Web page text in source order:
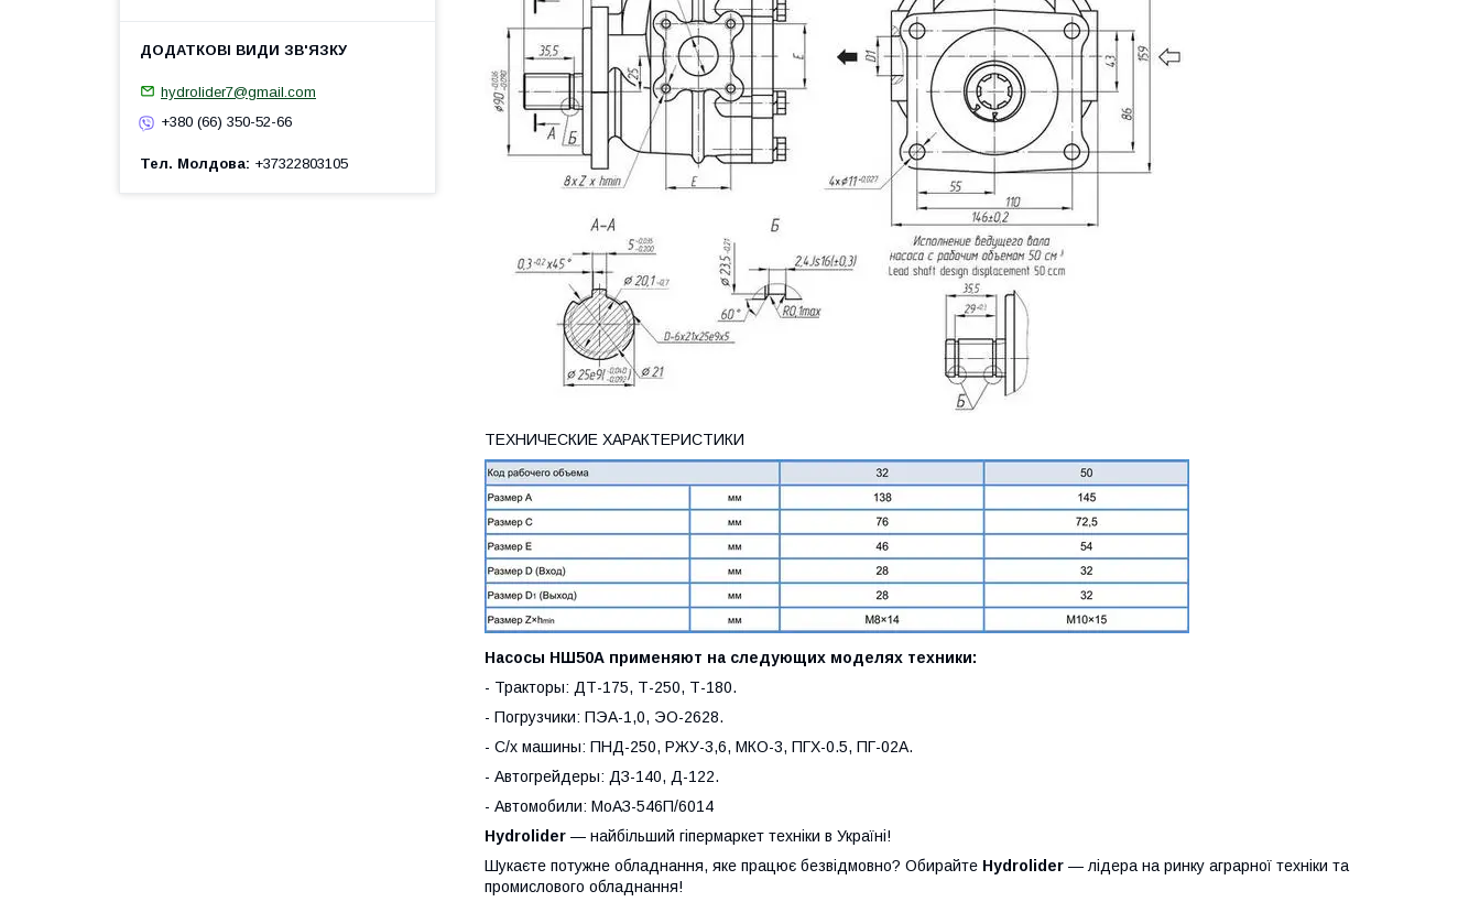
ТЕХНИЧЕСКИЕ ХАРАКТЕРИСТИКИ
Насосы НШ50А применяют на следующих моделях техники:
- Тракторы: ДТ-175, Т-250, Т-180.
- Погрузчики: ПЭА-1,0, ЭО-2628.
- С/х машины: ПНД-250, РЖУ-3,6, МКО-3, ПГХ-0.5, ПГ-02А.
- Автогрейдеры: ДЗ-140, Д-122.
- Автомобили: МоАЗ-546П/6014
Hydrolider — найбільший гіпермаркет техніки в Україні!
Шукаєте потужне обладнання, яке працює безвідмовно? Обирайте Hydrolider — лідера на ринку аграрної техніки та
промислового обладнання!
hydrolider7@gmail.com
+380 (66) 350-52-66
Тел. Молдова +37322803105